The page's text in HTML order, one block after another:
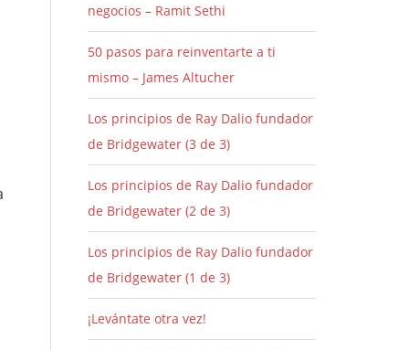
negocios – Ramit Sethi
50 pasos para reinventarte a ti
mismo – James Altucher
Los principios de Ray Dalio fundador
de Bridgewater (3 de 3)
Los principios de Ray Dalio fundador
de Bridgewater (2 de 3)
Los principios de Ray Dalio fundador
de Bridgewater (1 de 3)
¡Levántate otra vez!